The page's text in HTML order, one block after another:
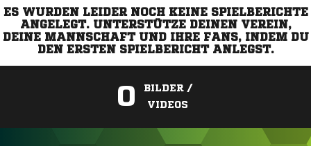
ES WURDEN LEIDER NOCH KEINE SPIELBERICHTE
ANGELEGT. UNTERSTÜTZE DEINEN VEREIN,
DEINE MANNSCHAFT UND IHRE FANS, INDEM DU
DEN ERSTEN SPIELBERICHT ANLEGST.
0
BILDER /
VIDEOS